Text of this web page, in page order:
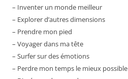
– Inventer un monde meilleur
– Explorer d’autres dimensions
– Prendre mon pied
– Voyager dans ma tête
– Surfer sur des émotions
– Perdre mon temps le mieux possible